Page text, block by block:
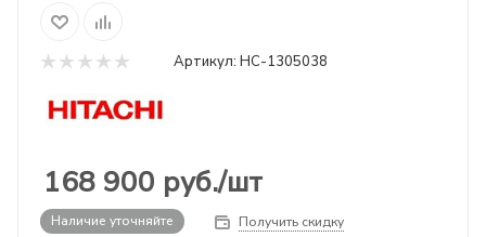
Артикул: НС-1305038
168 900 руб./шт
Наличие уточняйте Получить скидку